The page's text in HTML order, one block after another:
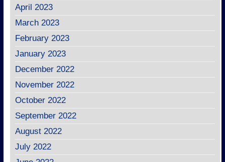
April 2023
March 2023
February 2023
January 2023
December 2022
November 2022
October 2022
September 2022
August 2022
July 2022